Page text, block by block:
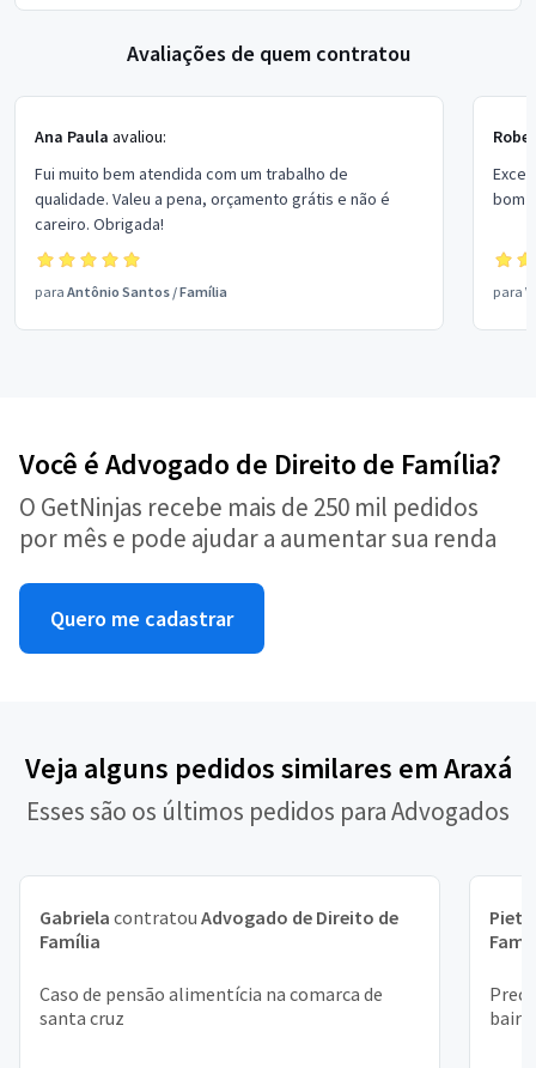
Avaliações de quem contratou
Ana Paula avaliou:
Fui muito bem atendida com um trabalho de
qualidade. Valeu a pena, orçamento grátis e não é
careiro. Obrigada!
para Antônio Santos /Família
bom
para
Você é Advogado de Direito de Família?
O GetNinjas recebe mais de 250 mil pedidos
por mês e pode ajudar a aumentar sua renda
Quero me cadastrar
Veja alguns pedidos similares em Araxá
Esses são os últimos pedidos para Advogados
Gabriela contratou Advogado de Direito de
Família
Caso de pensão alimentícia na comarca de
santa cruz